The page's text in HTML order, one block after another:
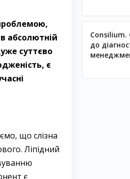
абсолютній
суттєво
є
що слізна
Ліпідний
є
Consilium.
до